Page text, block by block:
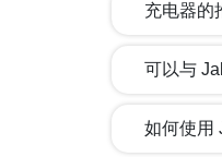
充电器的
可以与
如何使用